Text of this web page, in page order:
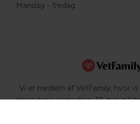
Mandag - fredag
Vi er medlem af VetFamily, hvor vi
hinandens ekspertise. På den